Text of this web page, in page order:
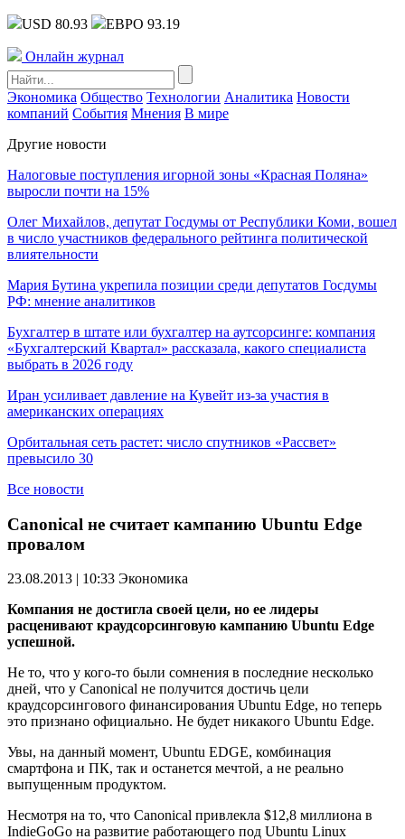
USD 80.93 ЕВРО 93.19
Онлайн журнал
Экономика Общество Технологии Аналитика Новости
компаний События Мнения В мире
Другие новости
Налоговые поступления игорной зоны «Красная Поляна»
выросли почти на 15%
Олег Михайлов, депутат Госдумы от Республики Коми, вошел
в число участников федерального рейтинга политической
влиятельности
Мария Бутина укрепила позиции среди депутатов Госдумы
РФ: мнение аналитиков
Бухгалтер в штате или бухгалтер на аутсорсинге: компания
«Бухгалтерский Квартал» рассказала, какого специалиста
выбрать в 2026 году
Иран усиливает давление на Кувейт из-за участия в
американских операциях
Орбитальная сеть растет: число спутников «Рассвет»
превысило 30
Все новости
Canonical не считает кампанию Ubuntu Edge
провалом
23.08.2013 | 10:33 Экономика
Компания не достигла своей цели, но ее лидеры
расценивают краудсорсинговую кампанию Ubuntu Edge
успешной.
Не то, что у кого-то были сомнения в последние несколько
дней, что у Canonical не получится достичь цели
краудсорсингового финансирования Ubuntu Edge, но теперь
это признано официально. Не будет никакого Ubuntu Edge.
Увы, на данный момент, Ubuntu EDGE, комбинация
смартфона и ПК, так и останется мечтой, а не реально
выпущенным продуктом.
Несмотря на то, что Canonical привлекла $12,8 миллиона в
IndieGoGo на развитие работающего под Ubuntu Linux